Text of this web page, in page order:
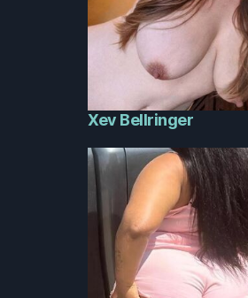
Xev Bellringer